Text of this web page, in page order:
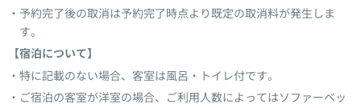
予約完了後の取消は予約完了時点より既定の取消料が発生しま
す。
【宿泊について】
特に記載のない場合、客室は風呂・トイレ付です。
ご宿泊の客室が洋室の場合、ご利用人数によってはソファーベッ